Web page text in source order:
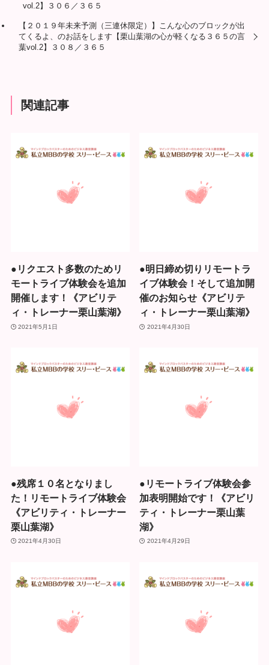
vol.2】３０６／３６５
【２０１９年未来予測（三連休限定）】こんな心のブロックが出
てくるよ、のお話をします【栗山葉湖の心が軽くなる３６５の言
葉vol.2】３０８／３６５
関連記事
●リクエスト多数のためリ
モートライブ体験会を追加
開催します！《アビリテ
ィ・トレーナー栗山葉湖》
2021年5月1日
●明日締め切りリモートラ
イブ体験会！そして追加開
催のお知らせ《アビリテ
ィ・トレーナー栗山葉湖》
2021年4月30日
●残席１０名となりまし
た！リモートライブ体験会
《アビリティ・トレーナー
栗山葉湖》
2021年4月30日
●リモートライブ体験会参
加表明開始です！《アビリ
ティ・トレーナー栗山葉
湖》
2021年4月29日